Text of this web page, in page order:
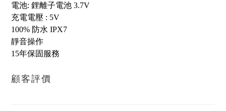
電池: 鋰離子電池 3.7V
充電電壓 : 5V
100% 防水 IPX7
靜音操作
15年保固服務
顧客評價